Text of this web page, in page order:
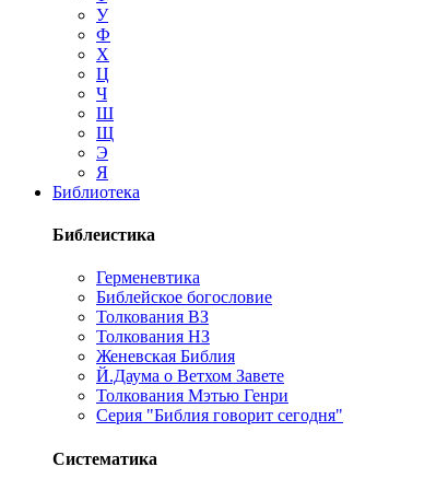
У
Ф
Х
Ц
Ч
Ш
Щ
Э
Я
Библиотека
Библеистика
Герменевтика
Библейское богословие
Толкования ВЗ
Толкования НЗ
Женевская Библия
Й.Даума о Ветхом Завете
Толкования Мэтью Генри
Серия "Библия говорит сегодня"
Систематика